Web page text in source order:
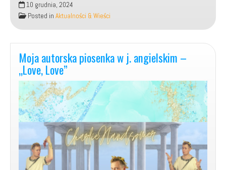
Charlie
Handsomer
–
Just
now!
10 grudnia, 2024
Posted in Aktualności & Wieści
Moja autorska piosenka w j. angielskim –
„Love, Love”